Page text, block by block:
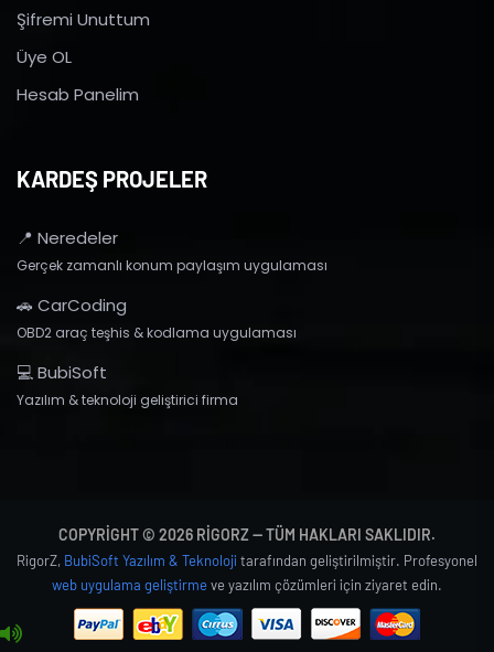
Şifremi Unuttum
Üye OL
Hesab Panelim
KARDEŞ PROJELER
📍 Neredeler
Gerçek zamanlı konum paylaşım uygulaması
🚗 CarCoding
OBD2 araç teşhis & kodlama uygulaması
💻 BubiSoft
Yazılım & teknoloji geliştirici firma
COPYRIGHT © 2026 RIGORZ — TÜM HAKLARI SAKLIDIR.
RigorZ, BubiSoft Yazılım & Teknoloji tarafından geliştirilmiştir. Profesyonel
web uygulama geliştirmeve yazılım çözümleri için ziyaret edin.